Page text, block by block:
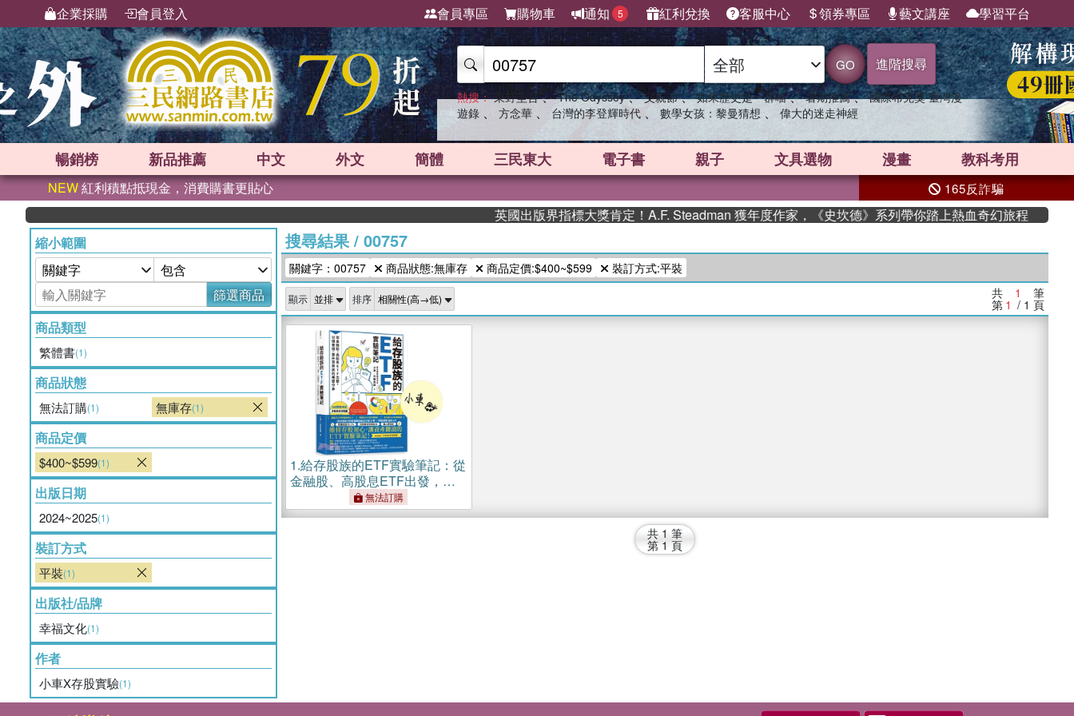
企業採購 會員登入 會員專區 購物車 通知 5 紅利兌換 客服中心 領券專區 藝文講座 學習平台
GO 進階搜尋
熱搜： 東野圭吾 、 The Odyssey 、 父親節 、 如果歷史是一群喵 、 暑期推薦 、 國際布克獎 臺灣漫
遊錄 、 方念華 、 台灣的李登輝時代 、 數學女孩：黎曼猜想 、 偉大的迷走神經
暢銷榜 新品推薦 中文 外文 簡體 三民東大 電子書 親子 文具選物 漫畫 教科考用
NEW紅利積點抵現金，消費購書更貼心 165反詐騙
英國出版界指標大獎肯定！A.F. Steadman 獲年度作家，《史坎德》系列帶你踏上熱血奇幻旅程
縮小範圍
篩選商品
商品類型
繁體書(1)
商品狀態
無法訂購(1) 無庫存(1)
商品定價
$400~$599(1)
出版日期
2024~2025(1)
裝訂方式
平裝(1)
出版社/品牌
幸福文化(1)
作者
小車X存股實驗(1)
搜尋結果/ 00757
關鍵字：00757 商品狀態:無庫存 商品定價:$400~$599 裝訂方式:平裝
顯示 排序 共 1 筆
第 1 / 1 頁
1.給存股族的ETF實驗筆記：從
金融股、高股息ETF出發，以
錢養錢，晉升買房族的完整分
享【首刷限量簽名版】
無法訂購
共 1 筆
第 1 頁